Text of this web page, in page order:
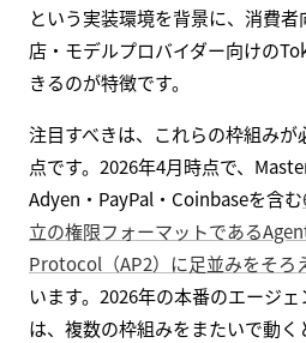
という実装環境を背景に、消費
店・モデルプロバイダー向けの
きるのが特徴です。
注目すべきは、これらの枠組み
点です。2026年4月時点で、
Adyen・PayPal・Coinbaseを含む
立の権限フォーマットである
Protocol（AP2）に足並みをそろ
います。2026年の本番のエージ
は、複数の枠組みをまたいで動く